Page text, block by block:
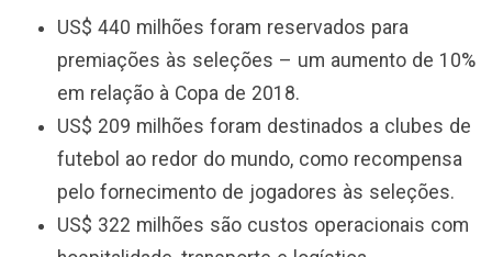
US$ 440 milhões foram reservados para
premiações às seleções – um aumento de 10%
em relação à Copa de 2018.
US$ 209 milhões foram destinados a clubes de
futebol ao redor do mundo, como recompensa
pelo fornecimento de jogadores às seleções.
US$ 322 milhões são custos operacionais com